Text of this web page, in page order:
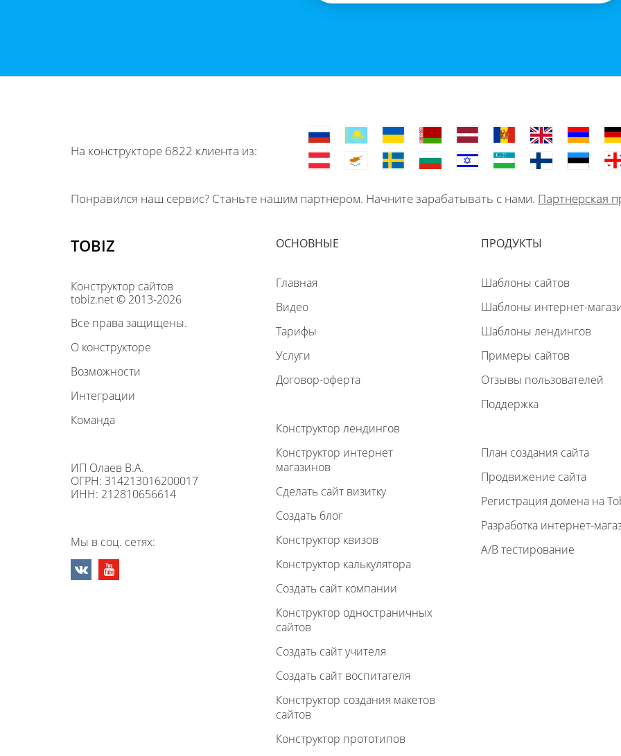
На конструкторе 6822 клиента из:
Понравился наш сервис? Станьте нашим партнером. Начните зарабатывать с нами. Партнерская
TOBIZ
Конструктор сайтов
tobiz.net © 2013-2026
Все права защищены.
О конструкторе
Возможности
Интеграции
Команда
ИП Олаев В.А.
ОГРН: 314213016200017
ИНН: 212810656614
Мы в соц. сетях:
ОСНОВНЫЕ
Главная
Видео
Тарифы
Услуги
Договор-оферта
Конструктор лендингов
Конструктор интернет
магазинов
Сделать сайт визитку
Создать блог
Конструктор квизов
Конструктор калькулятора
Создать сайт компании
Конструктор одностраничных
сайтов
Создать сайт учителя
Создать сайт воспитателя
Конструктор создания макетов
сайтов
Конструктор прототипов
ПРОДУКТЫ
Шаблоны сайтов
Шаблоны интернет-
Шаблоны лендингов
Примеры сайтов
Отзывы пользователей
Поддержка
План создания сайта
Продвижение сайта
Регистрация домена на
Разработка интернет-
A/B тестирование